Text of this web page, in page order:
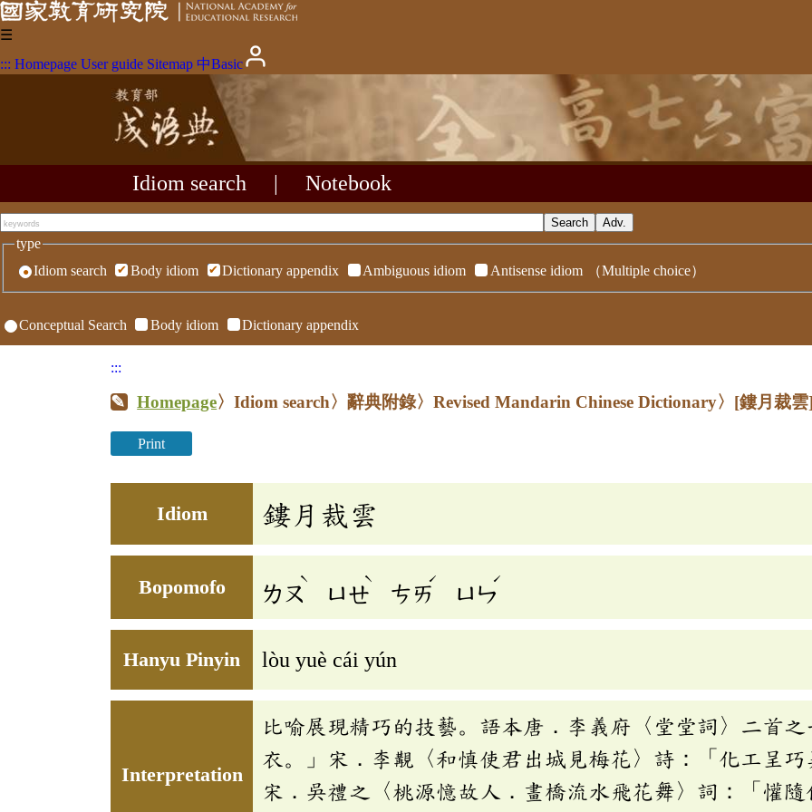
☰
::: Homepage User guide Sitemap 中Basic
Idiom search Notebook
type
Idiom search
Body idiom Dictionary appendix Ambiguous idiom Antisense idiom （Multiple choice）
Conceptual Search Body idiom Dictionary appendix
:::
Homepage〉Idiom search〉辭典附錄〉Revised Mandarin Chinese Dictionary〉 [鏤月裁
Print
Idiom 鏤月裁雲
Bopomofo ㄌㄡ
ˋ
ㄩㄝ
ˋ
ㄘㄞ
ˊ
ㄩㄣ
ˊ
Hanyu Pinyin lòu yuè cái yún
Interpretation
比喻展現精巧的技藝。語本唐．李義府〈堂堂詞〉二首
衣。」宋．李覯〈和慎使君出城見梅花〉詩：「化工呈
宋．吳禮之〈桃源憶故人．畫橋流水飛花舞〉詞：「懽